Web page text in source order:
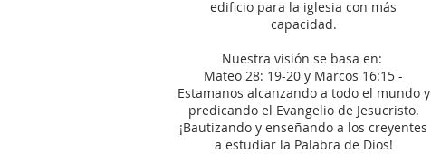
edificio para la iglesia con más
capacidad.
Nuestra visión se basa en:
Mateo 28: 19-20 y Marcos 16:15 -
Estamanos alcanzando a todo el mundo y
predicando el Evangelio de Jesucristo.
¡Bautizando y enseñando a los creyentes
a estudiar la Palabra de Dios!